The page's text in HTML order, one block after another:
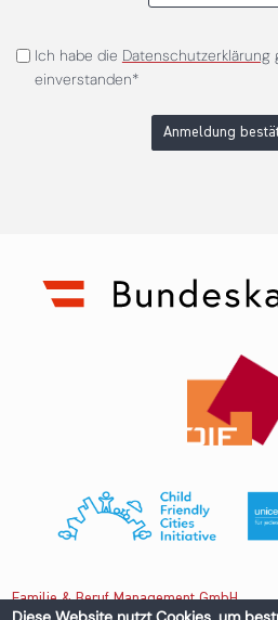
Ich habe die Datenschutzerklärung
einverstanden*
Anmeldung
Familie & Beruf Management GmbH